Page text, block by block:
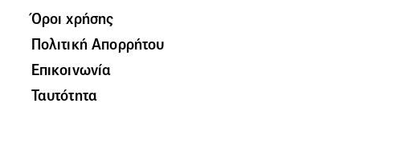
Όροι χρήσης
Πολιτική Απορρήτου
Επικοινωνία
Ταυτότητα